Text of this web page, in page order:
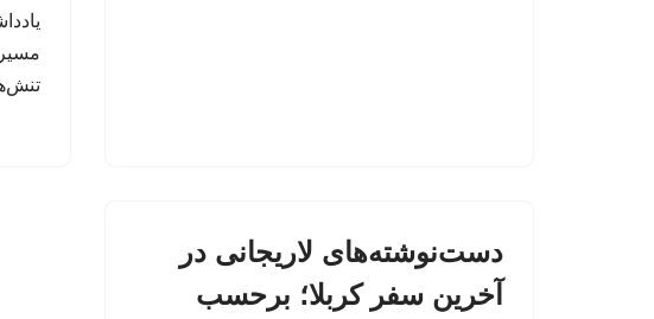
دست‌نوشته‌های لاریجانی در
آخرین سفر کربلا؛ برحسب